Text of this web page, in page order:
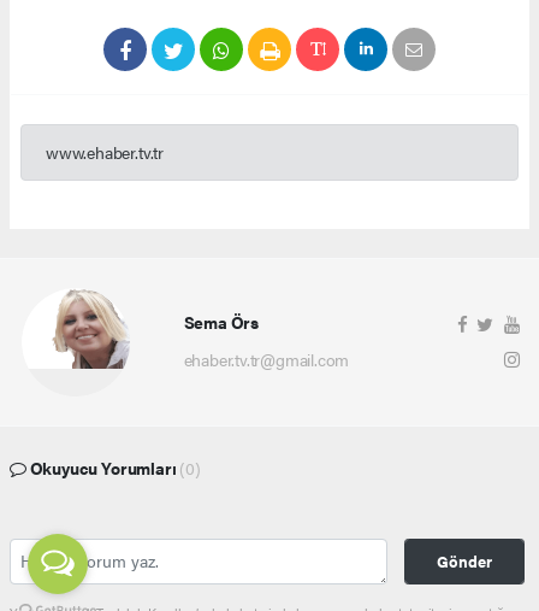
www.ehaber.tv.tr
Sema Örs
ehaber.tv.tr@gmail.com
Okuyucu Yorumları (0)
Gönder